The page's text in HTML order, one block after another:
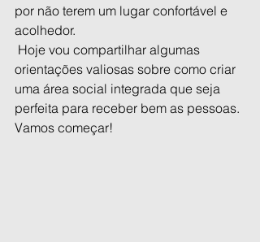
por não terem um lugar confortável e
acolhedor.
orientações valiosas sobre como criar
uma área social integrada que seja
perfeita para receber bem as pessoas.
Vamos começar!